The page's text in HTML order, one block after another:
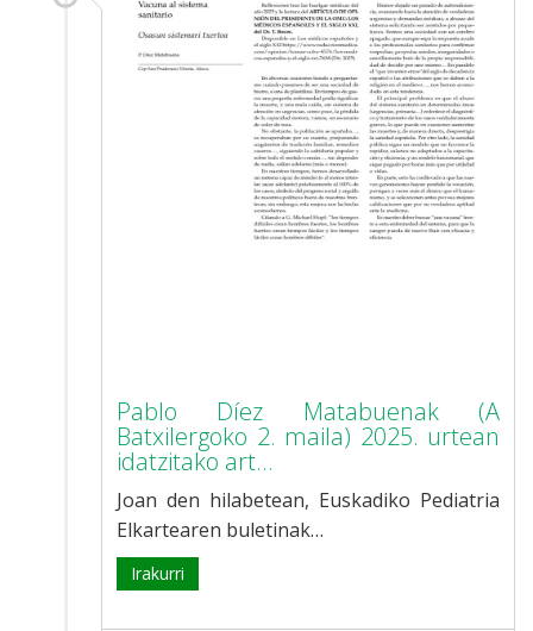
Pablo Díez Matabuenak (A
Batxilergoko 2. maila) 2025. urtean
idatzitako art...
Joan den hilabetean, Euskadiko Pediatria
Elkartearen buletinak…
Irakurri